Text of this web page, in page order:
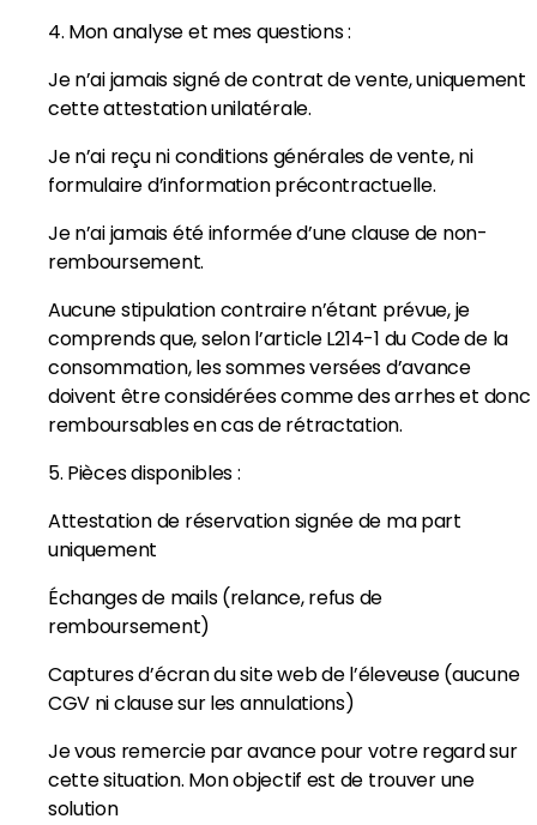
4. Mon analyse et mes questions :
Je n’ai jamais signé de contrat de vente, uniquement
cette attestation unilatérale.
Je n’ai reçu ni conditions générales de vente, ni
formulaire d’information précontractuelle.
Je n’ai jamais été informée d’une clause de non-
remboursement.
Aucune stipulation contraire n’étant prévue, je
comprends que, selon l’article L214-1 du Code de la
consommation, les sommes versées d’avance
doivent être considérées comme des arrhes et donc
remboursables en cas de rétractation.
5. Pièces disponibles :
Attestation de réservation signée de ma part
uniquement
Échanges de mails (relance, refus de
remboursement)
Captures d’écran du site web de l’éleveuse (aucune
CGV ni clause sur les annulations)
Je vous remercie par avance pour votre regard sur
cette situation. Mon objectif est de trouver une
solution